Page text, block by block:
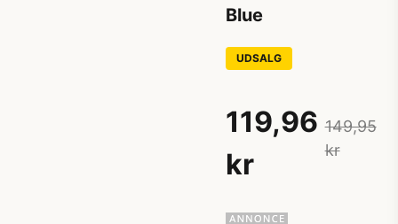
Blue
UDSALG
119,96
kr
149,95
kr